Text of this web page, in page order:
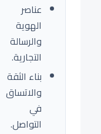
عناصر
الهوية
والرسالة
التجارية.
بناء الثقة
والاتساق
في
التواصل.